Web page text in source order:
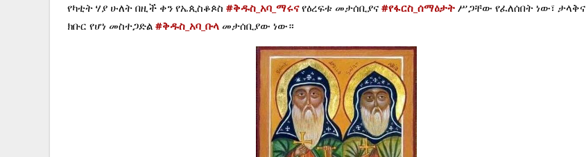
የካቲት ሃያ ሁለት በዚች ቀን የኤጲስቆጶስ #ቅዱስ_አባ_ማሩና የዕረፍቱ መታሰቢያና #የፋርስ_ሰማዕታት ሥጋቸው የፈለሰበት ነው፣ ታላቅና
ክቡር የሆነ መስተጋድል #ቅዱስ_አባ_ቡላ መታሰቢያው ነው።